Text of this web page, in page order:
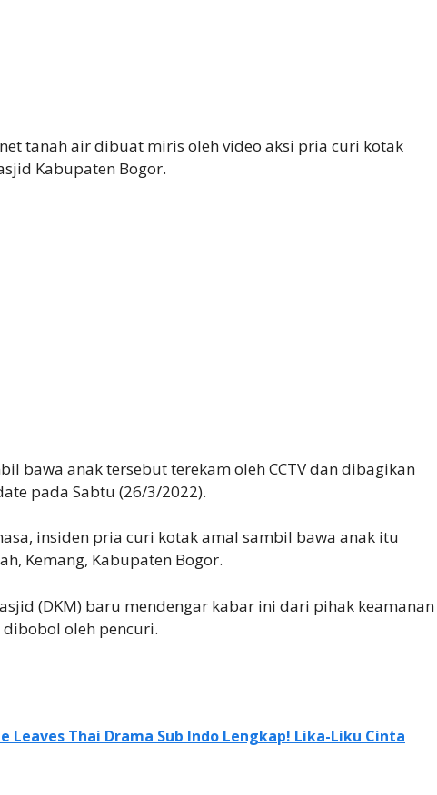
tanah air dibuat miris oleh video aksi pria curi kotak
Kabupaten Bogor.
bawa anak tersebut terekam oleh CCTV dan dibagikan
pada Sabtu (26/3/2022).
insiden pria curi kotak amal sambil bawa anak itu
Kemang, Kabupaten Bogor.
(DKM) baru mendengar kabar ini dari pihak keamanan
oleh pencuri.
Leaves Thai Drama Sub Indo Lengkap! Lika-Liku Cinta